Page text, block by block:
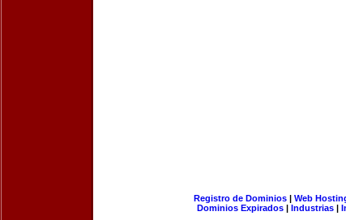
Registro de Dominios| Web
Dominios Expirados | Industrias |